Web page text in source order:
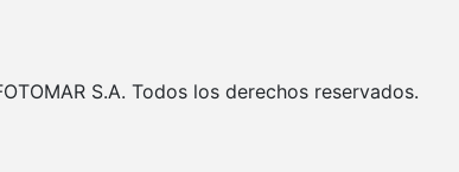
S.A. Todos los derechos reservados.